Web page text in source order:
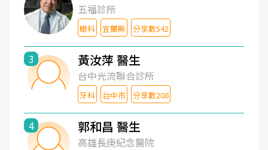
五福診所
眼科 宜蘭縣 分享數542
3 黃汝萍 醫生
台中光流聯合診所
牙科 台中市 分享數208
4 郭和昌 醫生
高雄長庚紀念醫院